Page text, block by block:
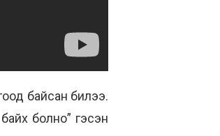
байсан билээ.
болно” гэсэн